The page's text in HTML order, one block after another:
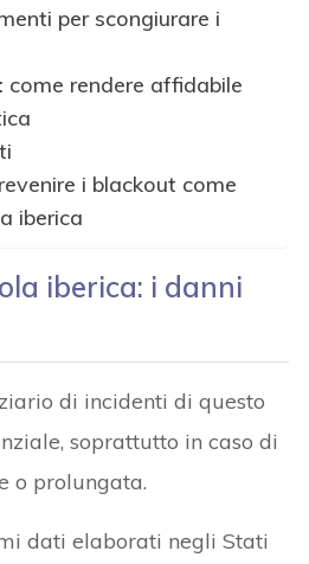
per scongiurare i
come rendere affidabile
i blackout come
iberica
iberica: i danni
di incidenti di questo
soprattutto in caso di
o prolungata.
dati elaborati negli Stati